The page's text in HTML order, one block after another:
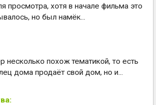
просмотра, хотя в начале фильма это
но был намёк...
несколько похож тематикой, то есть
дома продаёт свой дом, но и...